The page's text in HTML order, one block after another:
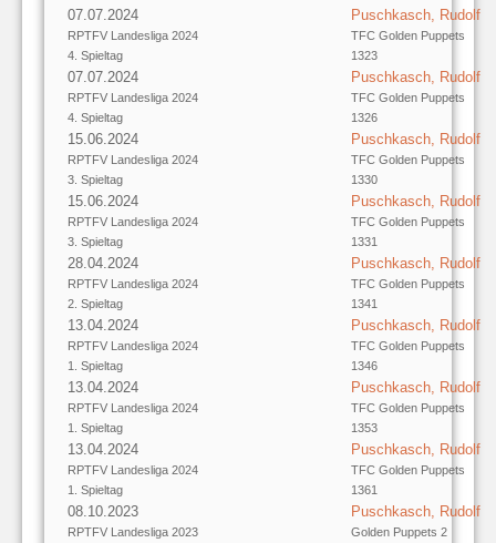
07.07.2024
RPTFV Landesliga 2024
4. Spieltag
Puschkasch, Rudolf
TFC Golden Puppets
1323
07.07.2024
RPTFV Landesliga 2024
4. Spieltag
Puschkasch, Rudolf
TFC Golden Puppets
1326
15.06.2024
RPTFV Landesliga 2024
3. Spieltag
Puschkasch, Rudolf
TFC Golden Puppets
1330
15.06.2024
RPTFV Landesliga 2024
3. Spieltag
Puschkasch, Rudolf
TFC Golden Puppets
1331
28.04.2024
RPTFV Landesliga 2024
2. Spieltag
Puschkasch, Rudolf
TFC Golden Puppets
1341
13.04.2024
RPTFV Landesliga 2024
1. Spieltag
Puschkasch, Rudolf
TFC Golden Puppets
1346
13.04.2024
RPTFV Landesliga 2024
1. Spieltag
Puschkasch, Rudolf
TFC Golden Puppets
1353
13.04.2024
RPTFV Landesliga 2024
1. Spieltag
Puschkasch, Rudolf
TFC Golden Puppets
1361
08.10.2023
RPTFV Landesliga 2023
Puschkasch, Rudolf
Golden Puppets 2